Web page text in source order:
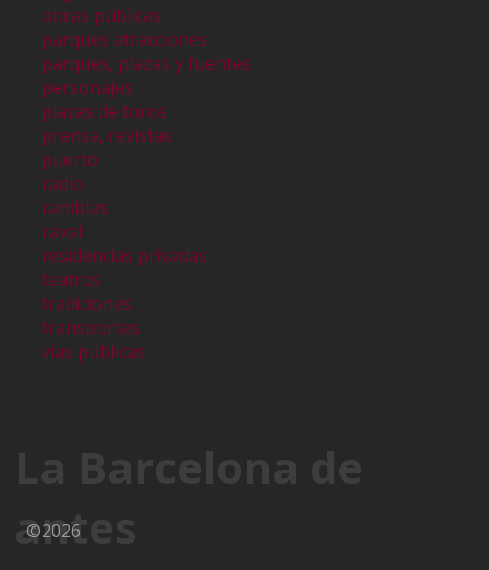
obras públicas
parques atracciones
parques, plazas y fuentes
personajes
plazas de toros
prensa, revistas
puerto
radio
ramblas
raval
residencias privadas
teatros
tradiciones
transportes
vias publicas
La Barcelona de
antes
©2026